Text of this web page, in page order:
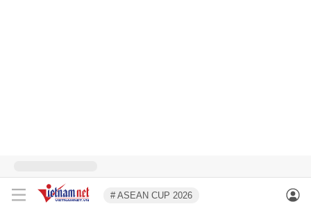
# ASEAN CUP 2026